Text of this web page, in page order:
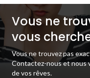
Vous ne
vous
Vous ne trouvez pas
Contactez-nous et nous
de vos rêves.